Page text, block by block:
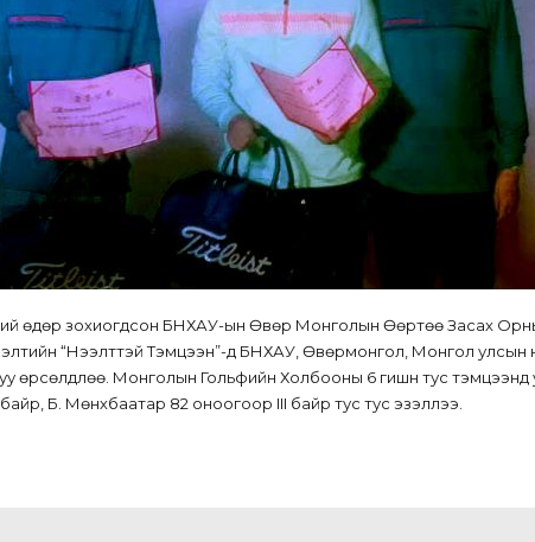
ний өдөр зохиогдсон БНХАУ-ын Өвөр Монголын Өөртөө Засах
“Нээлттэй Тэмцээн”-д БНХАУ, Өвөрмонгол, Монгол улсын
өрсөлдлөө. Монголын Гольфийн Холбооны 6 гишүүн тус
Б. Мөнхбаатар 82 оноогоор III байр тус тус эзэллээ.